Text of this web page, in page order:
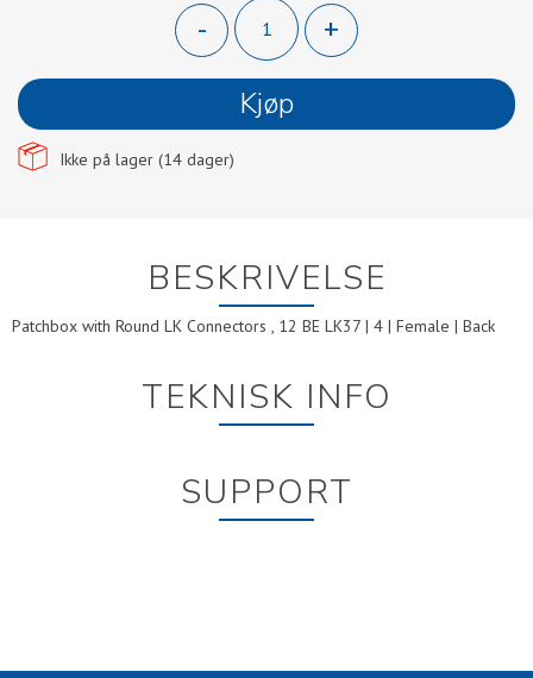
-
+
Kjøp
Ikke på lager (14 dager)
BESKRIVELSE
Patchbox with Round LK Connectors , 12 BE LK37 | 4 | Female | Back
TEKNISK INFO
SUPPORT